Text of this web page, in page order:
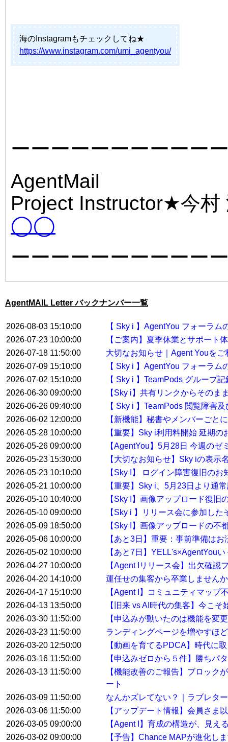
海のInstagramもチェックしてね★
https://www.instagram.com/umi_agentyou/
ーーーーーーーーーー
AgentMail
Project Instructor★今村
◯◯
ーーーーーーーーーー
AgentMAIL Letter バックナンバー一覧
2026-08-03 15:10:00
【 Sky i 】AgentYou フォーラ
2026-07-23 10:00:00
【ご案内】夏季休業とサポート
2026-07-18 11:50:00
大切なお知らせ｜Agent Youを
2026-07-09 15:10:00
【 Sky i 】AgentYou フォーラ
2026-07-02 15:10:00
【 Sky i 】TeamPods グループ
2026-06-30 09:00:00
【Sky i】共有リンクからそのま
2026-06-26 09:40:00
【 Sky i 】TeamPods 閲覧障害
2026-06-02 12:00:00
【新機能】秘書やメンバーごと
2026-05-28 10:00:00
【重要】Sky i利用料開始 延期の
2026-05-26 09:00:00
【AgentYou】5月28日 今週の
2026-05-23 15:30:00
【大切なお知らせ】Sky iの表示
2026-05-23 10:10:00
【Sky I】 ログイン障害復旧のお
2026-05-21 10:00:00
【重要】Sky i、5月23日より通
2026-05-10 10:40:00
【Sky I】画像アップロード復旧
2026-05-10 09:00:00
【Sky i 】リリース会に参加し
2026-05-09 18:50:00
【Sky I】画像アップロードの不
2026-05-06 10:00:00
【あと3日】重要：事前準備は
2026-05-02 10:00:00
【あと7日】YELL's×AgentYou
2026-04-27 10:00:00
【Agent Iリリース会】出欠確認
2026-04-20 14:10:00
運任せの集客から卒業しません
2026-04-17 15:10:00
【Agent I】コミュニティマップ
2026-04-13 13:50:00
【旧来 vs AI時代の集客】今こ
2026-03-30 11:50:00
【申込みが動いたのは機能を変
2026-03-23 11:50:00
ランディングページを増やすほ
2026-03-20 12:50:00
【動画を育てるPDCA】時代に
2026-03-16 11:50:00
【申込みゼロから５件】勝ちパ
2026-03-13 11:50:00
【機能改善のご報告】ブロック
ート
2026-03-09 11:50:00
なんかズレてない？｜ラブレタ
2026-03-06 11:50:00
【アップデート情報】会員さま
2026-03-05 09:00:00
【Agent I】育成の構造が、見え
2026-03-02 09:00:00
【予告】Chance MAPが進化し